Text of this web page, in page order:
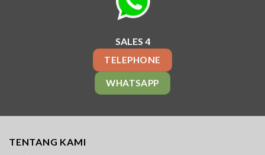
SALES 4
TELEPHONE
WHATSAPP
TENTANG KAMI